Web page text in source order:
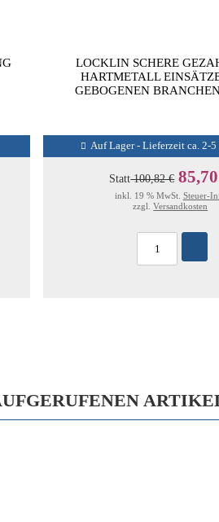
LOCKLIN SCHERE
HARTMETALL
GEBOGENEN
Auf Lager - Lieferzeit ca. 2-5
Statt100,82 €
inkl. 19 % MwSt. Steuer-
zzgl.Versandkosten